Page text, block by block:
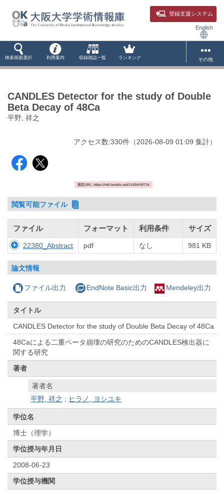
登録支援システム
English
検索画面選択 利用案内 収録雑誌一覧 ランキング その他
CANDLES Detector for the study of Double
Beta Decay of 48Ca
平野, 祥之
アクセス数:330件 （2026-08-09 01:09 集計）
固定URL: https://hdl.handle.net/11094/49734
閲覧可能ファイル
ファイル フォーマット 利用条件 サイズ
22380_Abstract pdf なし 981 KB
論文情報
ファイル出力 EndNote Basic出力 Mendeley出力
タイトル
CANDLES Detector for the study of Double Beta Decay of 48Ca
48Caによる二重ベータ崩壊の研究のためのCANDLES検出器に
関する研究
著者
著者名
平野, 祥之 ; ヒラノ, ヨシユキ
学位名
博士（理学）
学位授与年月日
2008-06-23
学位授与機関